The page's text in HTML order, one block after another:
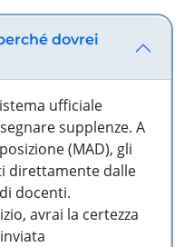
dovrei
ufficiale
supplenze. A
(MAD), gli
direttamente dalle
docenti.
avrai la certezza